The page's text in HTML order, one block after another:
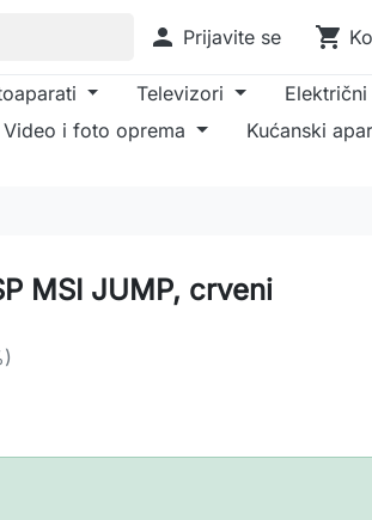
 Prijavite se shopping_cart
Televizori
Video i foto oprema Kućanski
MSI JUMP, crveni